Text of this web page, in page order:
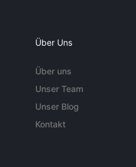
Über Uns
Über uns
Unser Team
Unser Blog
Kontakt